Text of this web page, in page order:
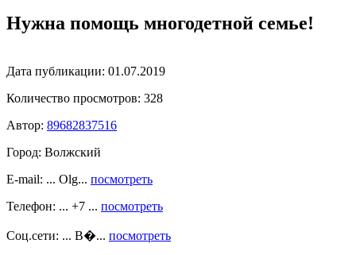
Нужна помощь многодетной семье!
Дата публикации: 01.07.2019
Количество просмотров: 328
Автор: 89682837516
Город: Волжский
E-mail: ... Olg... посмотреть
Телефон: ... +7 ... посмотреть
Соц.сети: ... В�... посмотреть